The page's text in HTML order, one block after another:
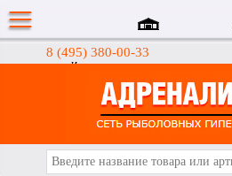
8 (495) 380-00-33
Интернет-магазин